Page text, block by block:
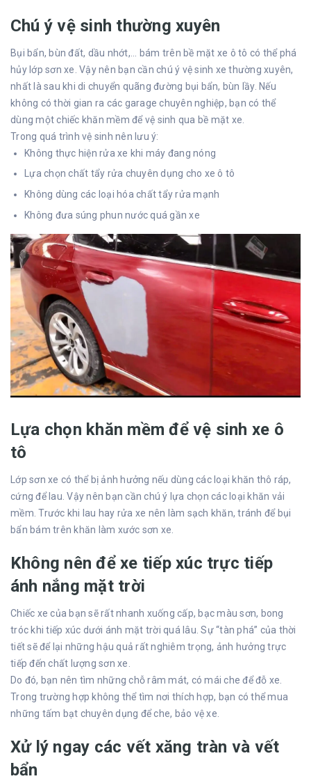
Chú ý vệ sinh thường xuyên
Bụi bẩn, bùn đất, dầu nhớt,... bám trên bề mặt xe ô tô có thể phá
hủy lớp sơn xe. Vậy nên bạn cần chú ý vệ sinh xe thường xuyên,
nhất là sau khi di chuyển quãng đường bụi bẩn, bùn lầy. Nếu
không có thời gian ra các garage chuyên nghiệp, bạn có thể
dùng một chiếc khăn mềm để vệ sinh qua bề mặt xe.
Trong quá trình vệ sinh nên lưu ý:
Không thực hiện rửa xe khi máy đang nóng
Lựa chọn chất tẩy rửa chuyên dụng cho xe ô tô
Không dùng các loại hóa chất tẩy rửa mạnh
Không đưa súng phun nước quá gần xe
Lựa chọn khăn mềm để vệ sinh xe ô
tô
Lớp sơn xe có thể bị ảnh hưởng nếu dùng các loại khăn thô ráp,
cứng để lau. Vậy nên bạn cần chú ý lựa chọn các loại khăn vải
mềm. Trước khi lau hay rửa xe nên làm sạch khăn, tránh để bụi
bẩn bám trên khăn làm xước sơn xe.
Không nên để xe tiếp xúc trực tiếp
ánh nắng mặt trời
Chiếc xe của bạn sẽ rất nhanh xuống cấp, bạc màu sơn, bong
tróc khi tiếp xúc dưới ánh mặt trời quá lâu. Sự “tàn phá” của thời
tiết sẽ để lại những hậu quả rất nghiêm trọng, ảnh hưởng trực
tiếp đến chất lượng sơn xe.
Do đó, bạn nên tìm những chỗ râm mát, có mái che để đỗ xe.
Trong trường hợp không thể tìm nơi thích hợp, bạn có thể mua
những tấm bạt chuyên dụng để che, bảo vệ xe.
Xử lý ngay các vết xăng tràn và vết
bẩn